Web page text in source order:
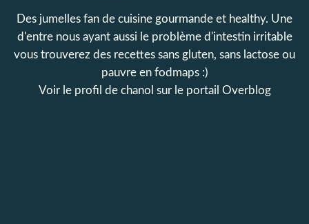
Des jumelles fan de cuisine gourmande et healthy. Une
d'entre nous ayant aussi le problème d'intestin irritable
vous trouverez des recettes sans gluten, sans lactose ou
pauvre en fodmaps :)
Voir le profil de chanol sur le portail Overblog